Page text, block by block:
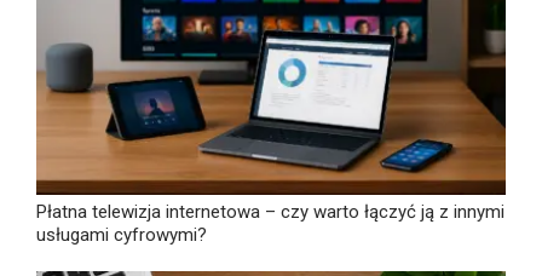
Płatna telewizja internetowa – czy warto łączyć ją z innymi
usługami cyfrowymi?